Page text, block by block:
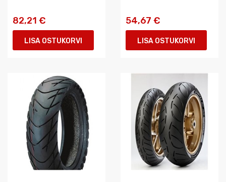
82,21 €
LISA OSTUKORVI
54,67 €
LISA OSTUKORVI